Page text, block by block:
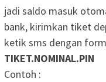
jadi saldo masuk
bank, kirimkan tiket
ketik sms dengan
TIKET.NOMINAL.PIN
Contoh :